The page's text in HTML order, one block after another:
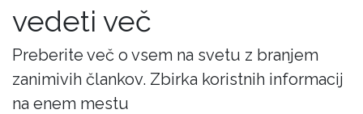
vedeti več
Preberite več o vsem na svetu z branjem
zanimivih člankov. Zbirka koristnih informacij
na enem mestu